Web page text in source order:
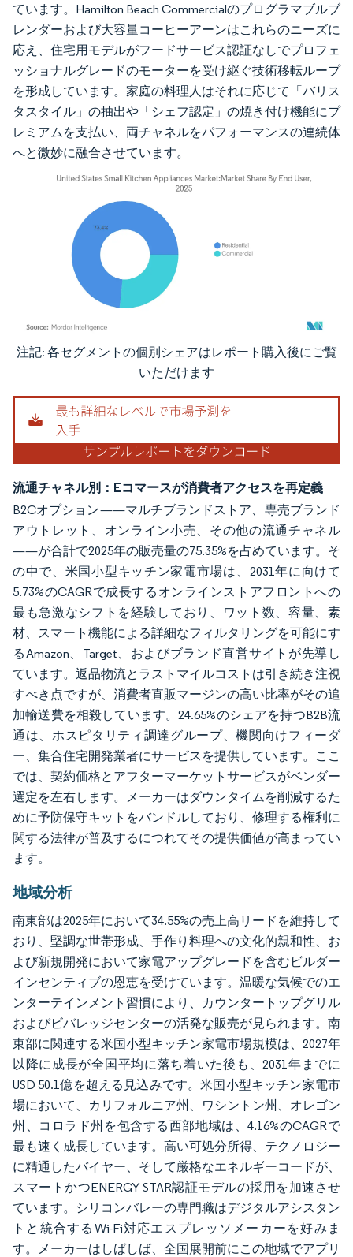
ています。Hamilton Beach Commercialのプログラマブルブ
レンダーおよび大容量コーヒーアーンはこれらのニーズに
応え、住宅用モデルがフードサービス認証なしでプロフェ
ッショナルグレードのモーターを受け継ぐ技術移転ループ
を形成しています。家庭の料理人はそれに応じて「バリス
タスタイル」の抽出や「シェフ認定」の焼き付け機能にプ
レミアムを支払い、両チャネルをパフォーマンスの連続体
へと微妙に融合させています。
画像 © Mordor Intelligence。再利用にはCC BY 4.0の表示が必要です。
注記: 各セグメントの個別シェアはレポート購入後にご覧
いただけます
流通チャネル別：Eコマースが消費者アクセスを再定義
B2Cオプション——マルチブランドストア、専売ブランド
アウトレット、オンライン小売、その他の流通チャネル
——が合計で2025年の販売量の75.35%を占めています。そ
の中で、米国小型キッチン家電市場は、2031年に向けて
5.73%のCAGRで成長するオンラインストアフロントへの
最も急激なシフトを経験しており、ワット数、容量、素
材、スマート機能による詳細なフィルタリングを可能にす
るAmazon、Target、およびブランド直営サイトが先導し
ています。返品物流とラストマイルコストは引き続き注視
すべき点ですが、消費者直販マージンの高い比率がその追
加輸送費を相殺しています。24.65%のシェアを持つB2B流
通は、ホスピタリティ調達グループ、機関向けフィーダ
ー、集合住宅開発業者にサービスを提供しています。ここ
では、契約価格とアフターマーケットサービスがベンダー
選定を左右します。メーカーはダウンタイムを削減するた
めに予防保守キットをバンドルしており、修理する権利に
関する法律が普及するにつれてその提供価値が高まってい
ます。
地域分析
南東部は2025年において34.55%の売上高リードを維持して
おり、堅調な世帯形成、手作り料理への文化的親和性、お
よび新規開発において家電アップグレードを含むビルダー
インセンティブの恩恵を受けています。温暖な気候でのエ
ンターテインメント習慣により、カウンタートップグリル
およびビバレッジセンターの活発な販売が見られます。南
東部に関連する米国小型キッチン家電市場規模は、2027年
以降に成長が全国平均に落ち着いた後も、2031年までに
USD 50.1億を超える見込みです。米国小型キッチン家電市
場において、カリフォルニア州、ワシントン州、オレゴン
州、コロラド州を包含する西部地域は、4.16%のCAGRで
最も速く成長しています。高い可処分所得、テクノロジー
に精通したバイヤー、そして厳格なエネルギーコードが、
スマートかつENERGY STAR認証モデルの採用を加速させ
ています。シリコンバレーの専門職はデジタルアシスタン
トと統合するWi-Fi対応エスプレッソメーカーを好みま
す。メーカーはしばしば、全国展開前にこの地域でアプリ